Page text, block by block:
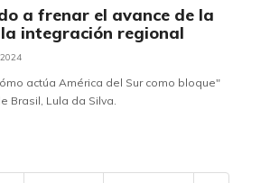
a frenar el avance de la
integración regional
actúa América del Sur como bloque"
Brasil, Lula da Silva.